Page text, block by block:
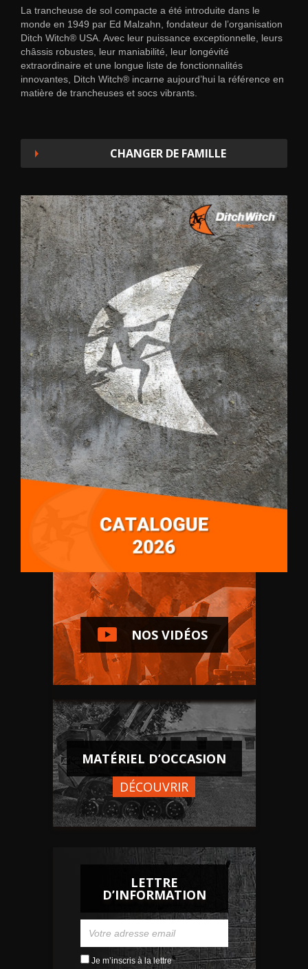
La trancheuse de sol compacte a été introduite dans le
monde en 1949 par Ed Malzahn, fondateur de l’organisation
Ditch Witch® USA. Avec leur puissance exceptionnelle, leurs
châssis robustes, leur maniabilité, leur longévité
extraordinaire et une longue liste de fonctionnalités
innovantes, Ditch Witch® incarne aujourd’hui la référence en
matière de trancheuses et socs vibrants.
CHANGER DE FAMILLE
NOS VIDÉOS
MATÉRIEL D’OCCASION
DÉCOUVRIR
LETTRE
D’INFORMATION
Je m’inscris à la lettre